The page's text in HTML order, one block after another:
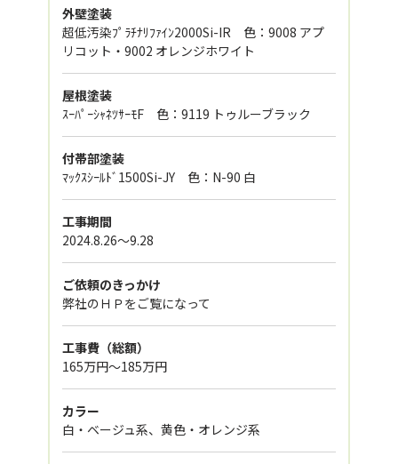
外壁塗装
超低汚染ﾌﾟﾗﾁﾅﾘﾌｧｲﾝ2000Si-IR 色：9008 アプ
リコット・9002 オレンジホワイト
屋根塗装
ｽｰﾊﾟｰｼｬﾈﾂｻｰﾓF 色：9119 トゥルーブラック
付帯部塗装
ﾏｯｸｽｼｰﾙﾄﾞ1500Si-JY 色：N-90 白
工事期間
2024.8.26〜9.28
ご依頼のきっかけ
弊社のＨＰをご覧になって
工事費（総額）
165万円～185万円
カラー
白・ベージュ系、黄色・オレンジ系